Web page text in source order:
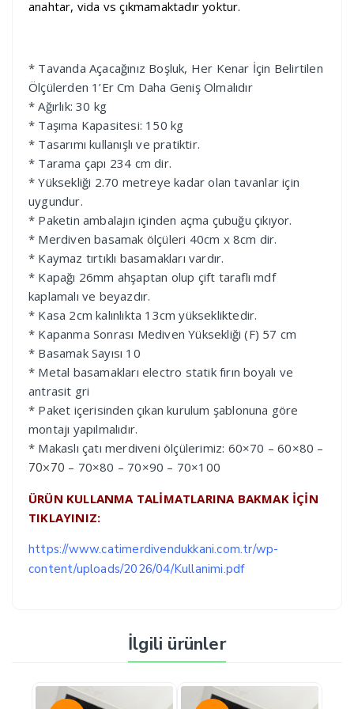
anahtar, vida vs çıkmamaktadır yoktur.
* Tavanda Açacağınız Boşluk, Her Kenar İçin Belirtilen
Ölçülerden 1’Er Cm Daha Geniş Olmalıdır
* Ağırlık: 30 kg
* Taşıma Kapasitesi: 150 kg
* Tasarımı kullanışlı ve pratiktir.
* Tarama çapı 234 cm dir.
* Yüksekliği 2.70 metreye kadar olan tavanlar için
uygundur.
* Paketin ambalajın içinden açma çubuğu çıkıyor.
* Merdiven basamak ölçüleri 40cm x 8cm dir.
* Kaymaz tırtıklı basamakları vardır.
* Kapağı 26mm ahşaptan olup çift taraflı mdf
kaplamalı ve beyazdır.
* Kasa 2cm kalınlıkta 13cm yüksekliktedir.
* Kapanma Sonrası Mediven Yüksekliği (F) 57 cm
* Basamak Sayısı 10
* Metal basamakları electro statik fırın boyalı ve
antrasit gri
* Paket içerisinden çıkan kurulum şablonuna göre
montajı yapılmalıdır.
* Makaslı çatı merdiveni ölçülerimiz: 60×70 – 60×80 –
70×70 – 70×80 – 70×90 – 70×100
ÜRÜN KULLANMA TALİMATLARINA BAKMAK İÇİN
TIKLAYINIZ:
https://www.catimerdivendukkani.com.tr/wp-
content/uploads/2026/04/Kullanimi.pdf
İlgili ürünler